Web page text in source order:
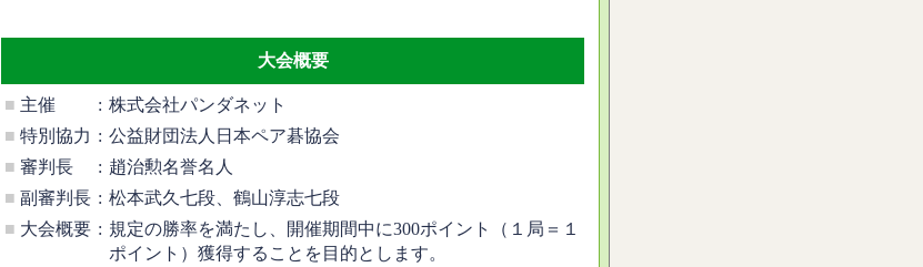
大会概要
■ 主催 : 株式会社パンダネット
■ 特別協力 : 公益財団法人日本ペア碁協会
■ 審判長 : 趙治勲名誉名人
■ 副審判長 : 松本武久七段、鶴山淳志七段
■ 大会概要 : 規定の勝率を満たし、開催期間中に300ポイント（１局＝１
ポイント）獲得することを目的とします。